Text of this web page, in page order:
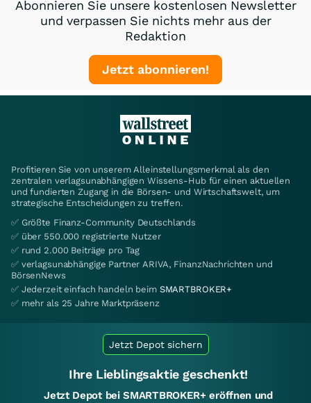
Abonnieren Sie unsere kostenlosen Newsletter
und verpassen Sie nichts mehr aus der
Redaktion
Jetzt abonnieren!
Profitieren Sie von unserem Alleinstellungsmerkmal als den
zentralen verlagsunabhängigen Wissens-Hub für einen aktuellen
und fundierten Zugang in die Börsen- und Wirtschaftswelt, um
strategische Entscheidungen zu treffen.
✅ Größte Finanz-Community Deutschlands
✅ über 550.000 registrierte Nutzer
✅ rund 2.000 Beiträge pro Tag
✅ verlagsunabhängige Partner ARIVA, FinanzNachrichten und
BörsenNews
✅ Jederzeit einfach handeln beim SMARTBROKER+
✅ mehr als 25 Jahre Marktpräsenz
Jetzt Depot sichern
Ihre Lieblingsaktie geschenkt!
Jetzt Depot bei SMARTBROKER+ eröffnen und